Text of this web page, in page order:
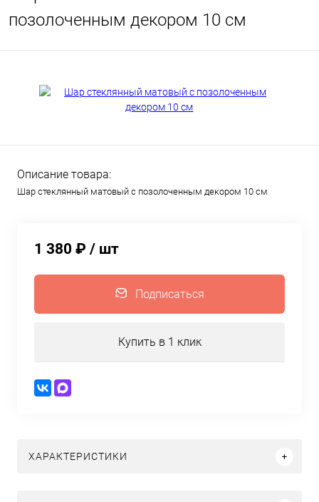
позолоченным декором 10 см
Описание товара:
Шар стеклянный матовый с позолоченным декором 10 см
1 380 ₽ / шт
Подписаться
Купить в 1 клик
ХАРАКТЕРИСТИКИ